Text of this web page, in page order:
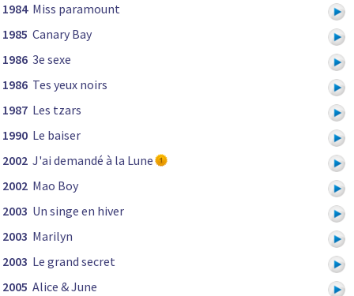
1984 Miss paramount
1985 Canary Bay
1986 3e sexe
1986 Tes yeux noirs
1987 Les tzars
1990 Le baiser
2002 J'ai demandé à la Lune
2002 Mao Boy
2003 Un singe en hiver
2003 Marilyn
2003 Le grand secret
2005 Alice & June